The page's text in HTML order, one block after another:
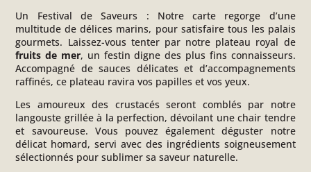
Un Festival de Saveurs : Notre carte regorge d’une
multitude de délices marins, pour satisfaire tous les palais
gourmets. Laissez-vous tenter par notre plateau royal de
fruits de mer, un festin digne des plus fins connaisseurs.
Accompagné de sauces délicates et d’accompagnements
raffinés, ce plateau ravira vos papilles et vos yeux.
Les amoureux des crustacés seront comblés par notre
langouste grillée à la perfection, dévoilant une chair tendre
et savoureuse. Vous pouvez également déguster notre
délicat homard, servi avec des ingrédients soigneusement
sélectionnés pour sublimer sa saveur naturelle.